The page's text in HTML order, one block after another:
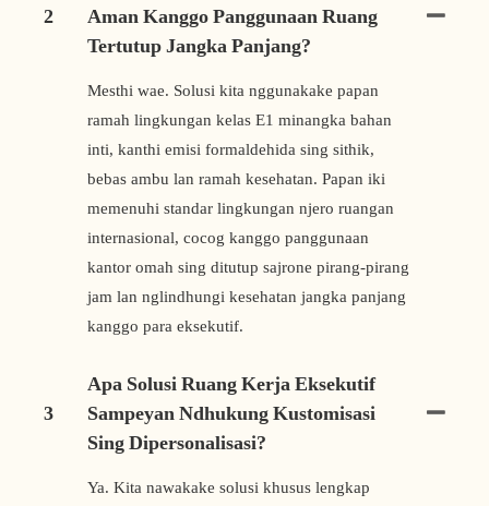
2
Aman Kanggo Panggunaan Ruang
Tertutup Jangka Panjang?
Mesthi wae. Solusi kita nggunakake papan
ramah lingkungan kelas E1 minangka bahan
inti, kanthi emisi formaldehida sing sithik,
bebas ambu lan ramah kesehatan. Papan iki
memenuhi standar lingkungan njero ruangan
internasional, cocog kanggo panggunaan
kantor omah sing ditutup sajrone pirang-pirang
jam lan nglindhungi kesehatan jangka panjang
kanggo para eksekutif.
3
Apa Solusi Ruang Kerja Eksekutif
Sampeyan Ndhukung Kustomisasi
Sing Dipersonalisasi?
Ya. Kita nawakake solusi khusus lengkap